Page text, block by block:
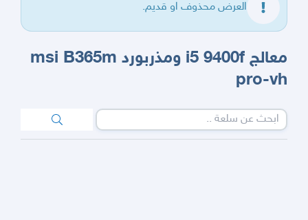
العرض محذوف او قديم.
معالج i5 9400f ومذربورد msi B365m
pro-vh